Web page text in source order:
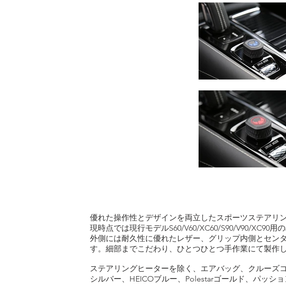
優れた操作性とデザインを両立したスポーツステアリ
現時点では現行モデルS60/V60/XC60/S90/V90/XC90用
外側には耐久性に優れたレザー、グリップ内側とセン
す。細部までこだわり、ひとつひとつ手作業にて製作し
ステアリングヒーターを除く、エアバッグ、クルーズ
シルバー、HEICOブルー、Polestarゴールド、パッシ